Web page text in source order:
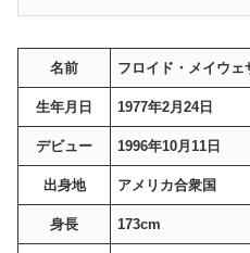
名前 フロイド・メイウェ
生年月日 1977年2月24日
デビュー 1996年10月11日
出身地 アメリカ合衆国
身長 173cm